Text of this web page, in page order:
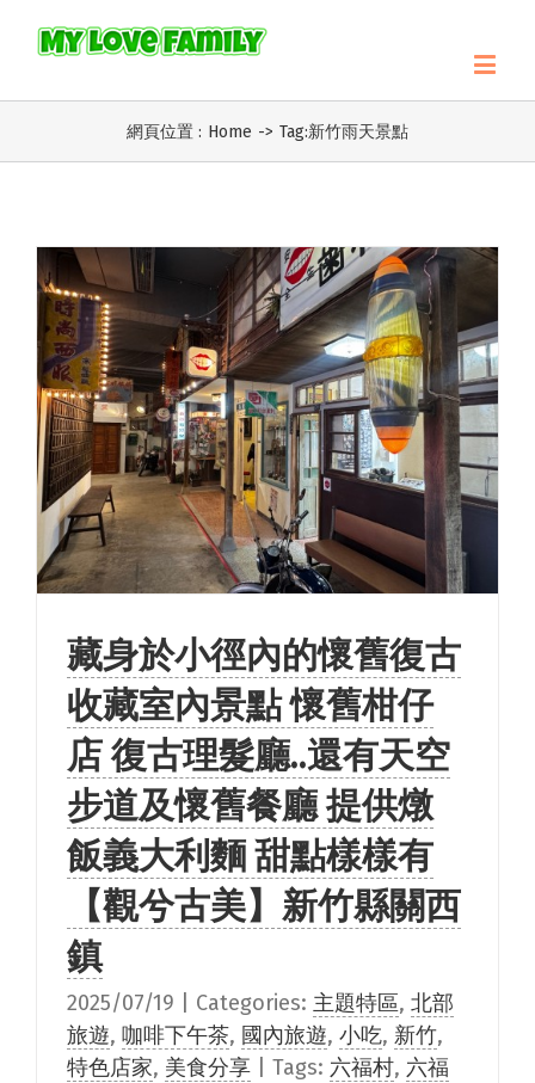
網頁位置 : Home -> Tag:新竹雨天景點
藏身於小徑內的懷舊復古
收藏室內景點 懷舊柑仔
店 復古理髮廳..還有天空
步道及懷舊餐廳 提供燉
飯義大利麵 甜點樣樣有
【觀兮古美】新竹縣關西
鎮
2025/07/19 Categories: 主題特區, 北部
旅遊, 咖啡下午茶, 國內旅遊, 小吃, 新竹,
特色店家, 美食分享 Tags: 六福村, 六福